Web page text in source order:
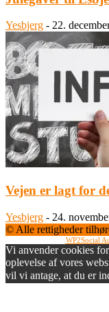
Yesbjerg - 22.
Vejen er lagt for
Yesbjerg - 24.
© Alle rettigheder
WP2Social
Vi anvender cookies
oplevelse af vores
vil vi antage, at du er